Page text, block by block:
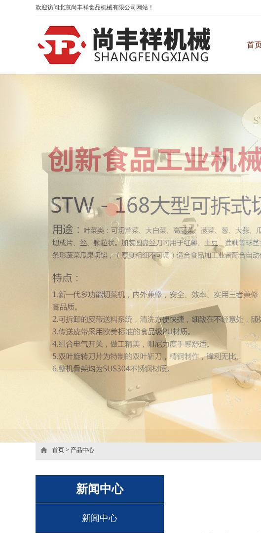
欢迎访问北京尚丰祥食品机械有限公司网站！
首
首页 > 产品中心
新闻中心
新闻中心